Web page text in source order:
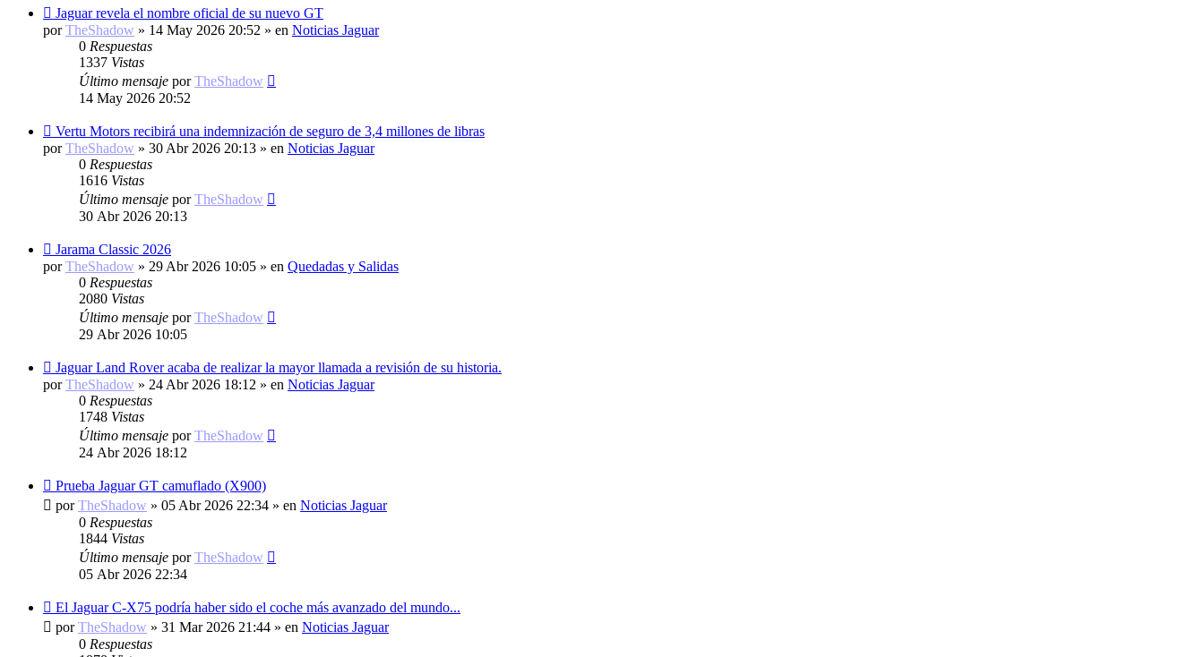
Nuevo
mensaje
Jaguar revela el nombre oficial de su nuevo GT
porTheShadow » 14 May 2026 20:52 » en Noticias Jaguar
0 Respuestas
1337 Vistas
Último mensaje porTheShadow
14 May 2026 20:52
Nuevo
mensaje
Vertu Motors recibirá una indemnización de seguro de 3,4 millones de libras
porTheShadow » 30 Abr 2026 20:13 » en Noticias Jaguar
0 Respuestas
1616 Vistas
Último mensaje porTheShadow
30 Abr 2026 20:13
Nuevo
mensaje
Jarama Classic 2026
porTheShadow » 29 Abr 2026 10:05 » en Quedadas y Salidas
0 Respuestas
2080 Vistas
Último mensaje porTheShadow
29 Abr 2026 10:05
Nuevo
mensaje
Jaguar Land Rover acaba de realizar la mayor llamada a revisión de su historia.
porTheShadow » 24 Abr 2026 18:12 » en Noticias Jaguar
0 Respuestas
1748 Vistas
Último mensaje porTheShadow
24 Abr 2026 18:12
Nuevo
mensaje
Prueba Jaguar GT camuflado (X900)
porTheShadow » 05 Abr 2026 22:34 » en Noticias Jaguar
0 Respuestas
1844 Vistas
Último mensaje porTheShadow
05 Abr 2026 22:34
Nuevo
mensaje
El Jaguar C-X75 podría haber sido el coche más avanzado del mundo...
porTheShadow » 31 Mar 2026 21:44 » en Noticias Jaguar
0 Respuestas